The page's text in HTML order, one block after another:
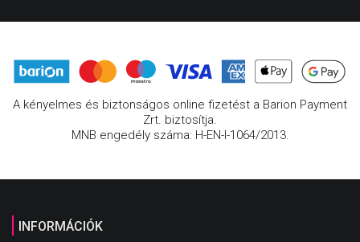
A kényelmes és biztonságos online fizetést a Barion Payment
Zrt. biztosítja.
MNB engedély száma: H-EN-I-1064/2013.
INFORMÁCIÓK